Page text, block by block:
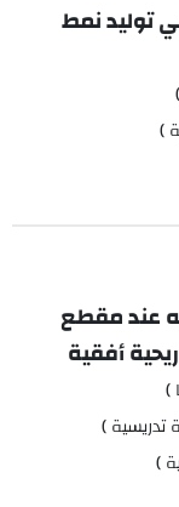
توليد نمط
)
عند مقطع
أفقية
)
)
)